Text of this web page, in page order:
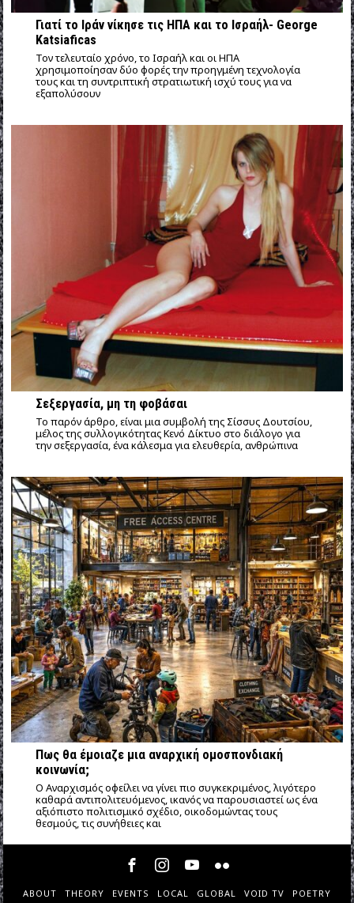
Γιατί το Ιράν νίκησε τις ΗΠΑ και το Ισραήλ- George
Katsiaficas
Τον τελευταίο χρόνο, το Ισραήλ και οι ΗΠΑ
χρησιμοποίησαν δύο φορές την προηγμένη τεχνολογία
τους και τη συντριπτική στρατιωτική ισχύ τους για να
εξαπολύσουν
Σεξεργασία, μη τη φοβάσαι
Το παρόν άρθρο, είναι μια συμβολή της Σίσσυς Δουτσίου,
μέλος της συλλογικότητας Κενό Δίκτυο στο διάλογο για
την σεξεργασία, ένα κάλεσμα για ελευθερία, ανθρώπινα
Πως θα έμοιαζε μια αναρχική ομοσπονδιακή
κοινωνία;
Ο Αναρχισμός οφείλει να γίνει πιο συγκεκριμένος, λιγότερο
καθαρά αντιπολιτευόμενος, ικανός να παρουσιαστεί ως ένα
αξιόπιστο πολιτισμικό σχέδιο, οικοδομώντας τους
θεσμούς, τις συνήθειες και
ABOUT THEORY EVENTS LOCAL GLOBAL VOID TV
POETRY